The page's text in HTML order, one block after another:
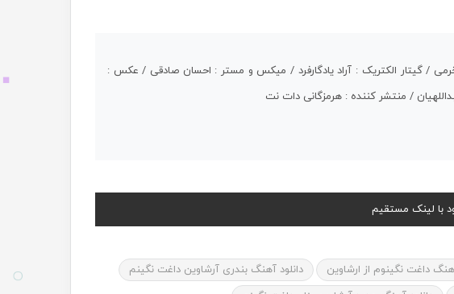
/ گیتار الکتریک : آراد یادگارفرد / میکس و مستر : احسان صادقی / عکس :
/ منتشر کننده : هرمزگانی دات نت
با لینک مستقیم
داغت نگینوم از ارشاوین
دانلود آهنگ بندری آرشاوین داغت نگینم